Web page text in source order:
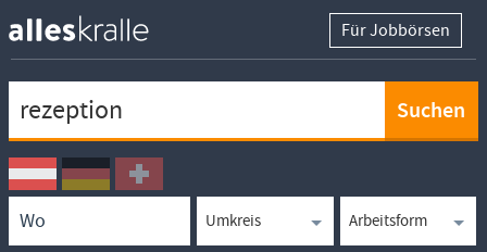
Für Jobbörsen
Ortssuche
Umkreissuche
Arbeitsform